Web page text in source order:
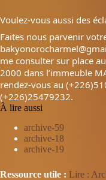
Voulez-vous aussi des
Faites nous parvenir
me consulter sur place
2000 dans l’immeuble
rendez-vous au
(+226)25479232.
À lire aussi
archive-59
archive-18
archive-19
Ressource utile : Lire :